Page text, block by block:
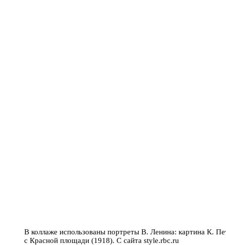
В коллаже использованы портреты В. Ленина: картина К.
с Красной площади (1918). С сайта style.rbc.ru